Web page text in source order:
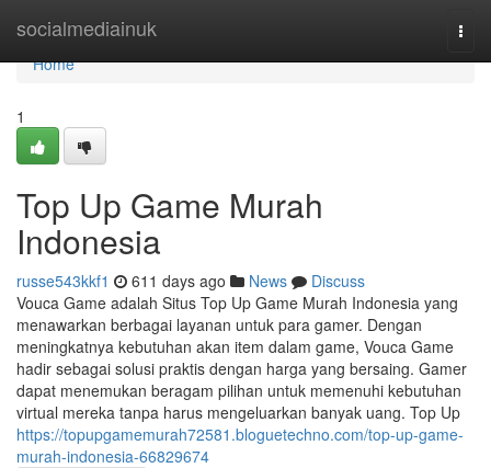
socialmediainuk
Home
Home
1
Top Up Game Murah
Indonesia
russe543kkf1 611 days ago News
Discuss
Vouca Game adalah Situs Top Up Game Murah Indonesia yang
menawarkan berbagai layanan untuk para gamer. Dengan
meningkatnya kebutuhan akan item dalam game, Vouca Game
hadir sebagai solusi praktis dengan harga yang bersaing. Gamer
dapat menemukan beragam pilihan untuk memenuhi kebutuhan
virtual mereka tanpa harus mengeluarkan banyak uang. Top Up
https://topupgamemurah72581.bloguetechno.com/top-up-game-
murah-indonesia-66829674